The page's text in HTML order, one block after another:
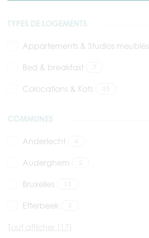
TYPES DE LOGEMENTS
Appartements & Studios meublés
Bed & breakfast
Colocations & Kots
COMMUNES
Anderlecht
Auderghem
Bruxelles
Etterbeek
Tout afficher (17)